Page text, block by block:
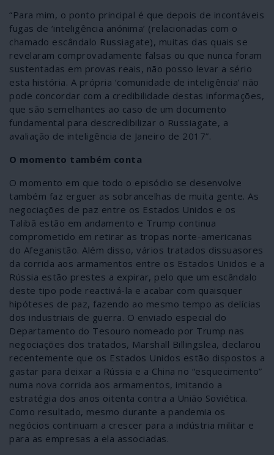
“Para mim, o ponto principal é que depois de incontáveis
fugas de ‘inteligência anónima’ (relacionadas com o
chamado escândalo Russiagate), muitas das quais se
revelaram comprovadamente falsas ou que nunca foram
sustentadas em provas reais, não posso levar a sério
esta história. A própria ‘comunidade de inteligência’ não
pode concordar com a credibilidade destas informações,
que são semelhantes ao caso de um documento
fundamental para descredibilizar o Russiagate, a
avaliação de inteligência de Janeiro de 2017”.
O momento também conta
O momento em que todo o episódio se desenvolve
também faz erguer as sobrancelhas de muita gente. As
negociações de paz entre os Estados Unidos e os
Talibã estão em andamento e Trump continua
comprometido em retirar as tropas norte-americanas
do Afeganistão. Além disso, vários tratados dissuasores
da corrida aos armamentos entre os Estados Unidos e a
Rússia estão prestes a expirar, pelo que um escândalo
deste tipo pode reactivá-la e acabar com quaisquer
hipóteses de paz, fazendo ao mesmo tempo as delícias
dos industriais de guerra. O enviado especial do
Departamento do Tesouro nomeado por Trump nas
negociações dos tratados, Marshall Billingslea, declarou
recentemente que os Estados Unidos estão dispostos a
gastar para deixar a Rússia e a China no “esquecimento”
numa nova corrida aos armamentos, imitando a
estratégia dos anos oitenta contra a União Soviética.
Como resultado, mesmo durante a pandemia os
negócios continuam a crescer para a indústria militar e
para as empresas a ela associadas.